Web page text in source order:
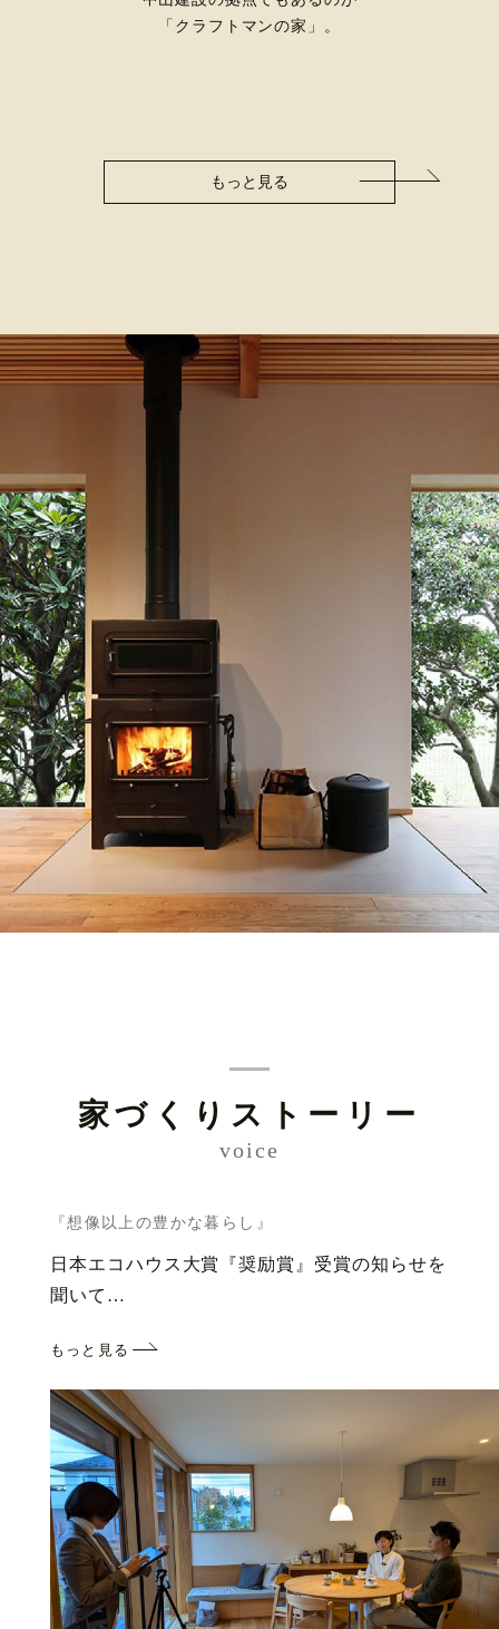
「クラフトマンの家」。
もっと見る
家づくりストーリー
voice
『想像以上の豊かな暮らし』
日本エコハウス大賞『奨励賞』受賞の知らせを
聞いて…
もっと見る